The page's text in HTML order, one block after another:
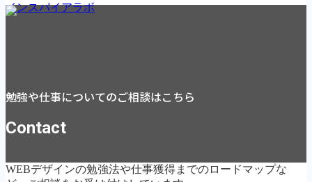
インスパイアラボ
勉強や仕事についてのご相談はこちら
Contact
WEBデザインの勉強法や仕事獲得までのロードマップな